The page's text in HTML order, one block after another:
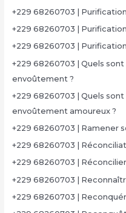
+229 68260703 |
+229 68260703 | Purification
+229 68260703 |
+229 68260703 | Quels
envoûtement ?
+229 68260703 | Quels
envoûtement amoureux ?
+229 68260703 | Ramener
+229 68260703 |
+229 68260703 |
+229 68260703 |
+229 68260703 |